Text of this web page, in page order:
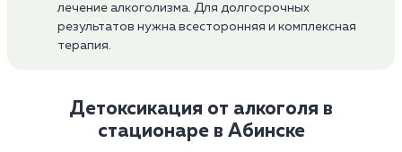
лечение алкоголизма. Для долгосрочных
результатов нужна всесторонняя и комплексная
терапия.
Детоксикация от алкоголя в
стационаре в Абинске